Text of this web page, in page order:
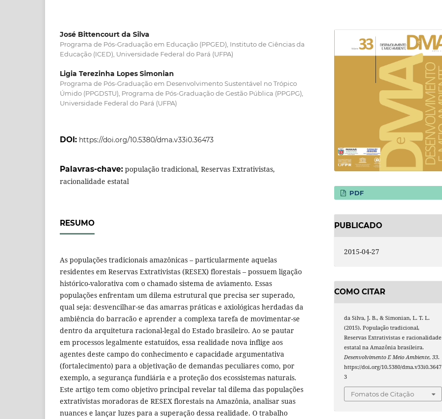
José Bittencourt da Silva
Programa de Pós-Graduação em Educação (PPGED), Instituto de Ciências da
Educação (ICED), Universidade Federal do Pará (UFPA)
Ligia Terezinha Lopes Simonian
Programa de Pós-Graduação em Desenvolvimento Sustentável no Trópico
Úmido (PPGDSTU), Programa de Pós-Graduação de Gestão Pública (PPGPG),
Universidade Federal do Pará (UFPA)
DOI: https://doi.org/10.5380/dma.v33i0.36473
Palavras-chave: população tradicional, Reservas Extrativistas,
racionalidade estatal
RESUMO
As populações tradicionais amazônicas – particularmente aquelas
residentes em Reservas Extrativistas (RESEX) florestais – possuem ligação
histórico-valorativa com o chamado sistema de aviamento. Essas
populações enfrentam um dilema estrutural que precisa ser superado,
qual seja: desvencilhar-se das amarras práticas e axiológicas herdadas da
ambiência do barracão e aprender a complexa tarefa de movimentar-se
dentro da arquitetura racional-legal do Estado brasileiro. Ao se pautar
em processos legalmente estatuídos, essa realidade nova inflige aos
agentes deste campo do conhecimento e capacidade argumentativa
(fortalecimento) para a objetivação de demandas peculiares como, por
exemplo, a segurança fundiária e a proteção dos ecossistemas naturais.
Este artigo tem como objetivo principal revelar tal dilema das populações
extrativistas moradoras de RESEX florestais na Amazônia, analisar suas
nuances e lançar luzes para a superação dessa realidade. O trabalho
PDF
PUBLICADO
2015-04-27
COMO CITAR
da Silva, J. B., & Simonian, L. T. L.
(2015). População tradicional,
Reservas Extrativistas e racionalidade
estatal na Amazônia brasileira.
Desenvolvimento E Meio Ambiente,33.
https://doi.org/10.5380/dma.v33i0.3647
3
Fomatos de Citação